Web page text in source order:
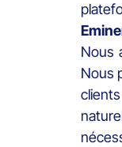
Nous
Nous